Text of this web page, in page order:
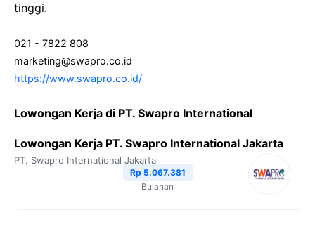
tinggi.
021 - 7822 808
marketing@swapro.co.id
https://www.swapro.co.id/
Lowongan Kerja di PT. Swapro International
Lowongan Kerja PT. Swapro International Jakarta
PT. Swapro International Jakarta
Rp 5.067.381
Bulanan